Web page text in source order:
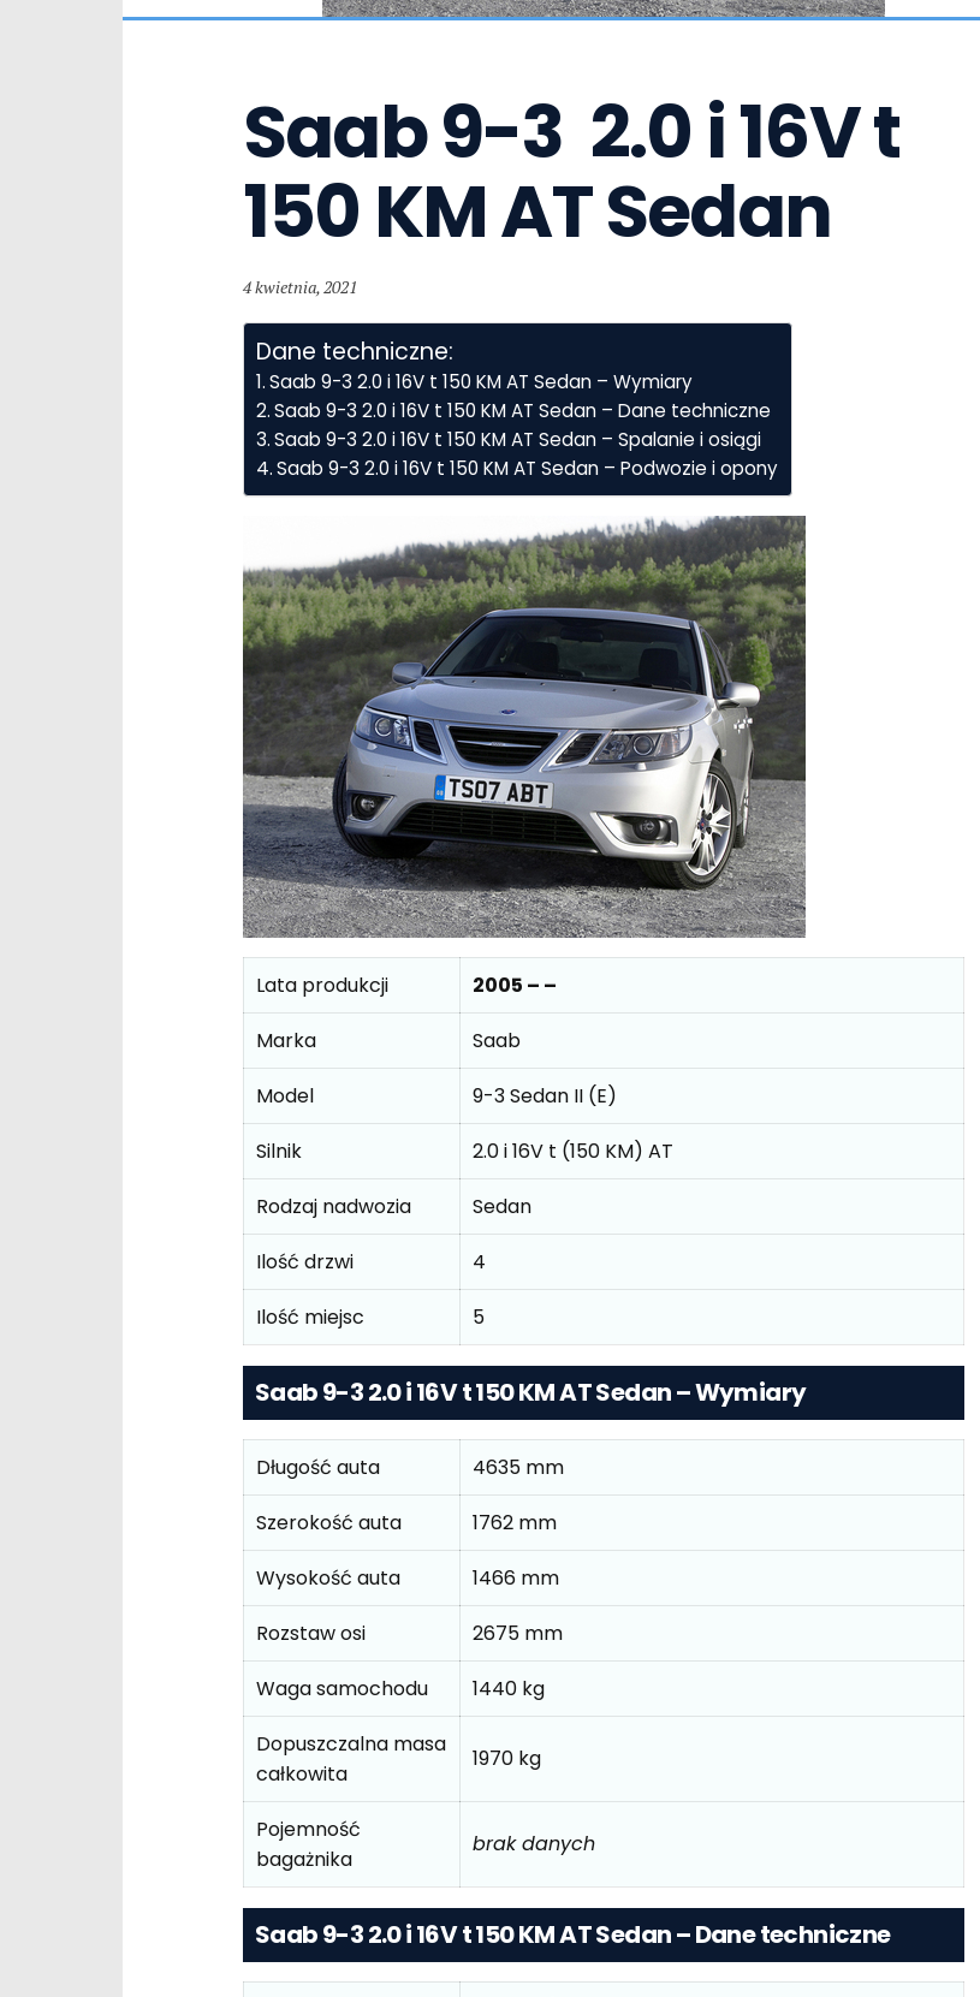
Saab 9-3  2.0 i 16V t
150 KM AT Sedan
4 kwietnia, 2021
Dane techniczne:
Saab 9-3 2.0 i 16V t 150 KM AT Sedan – Wymiary
Saab 9-3 2.0 i 16V t 150 KM AT Sedan – Dane techniczne
Saab 9-3 2.0 i 16V t 150 KM AT Sedan – Spalanie i osiągi
Saab 9-3 2.0 i 16V t 150 KM AT Sedan – Podwozie i opony
Lata produkcji
2005 – –
Marka
Saab
Model
9-3 Sedan II (E)
Silnik
2.0 i 16V t (150 KM) AT
Rodzaj nadwozia
Sedan
Ilość drzwi
4
Ilość miejsc
5
Saab 9-3 2.0 i 16V t 150 KM AT Sedan – Wymiary
Długość auta
4635 mm
Szerokość auta
1762 mm
Wysokość auta
1466 mm
Rozstaw osi
2675 mm
Waga samochodu
1440 kg
Dopuszczalna masa
całkowita
1970 kg
Pojemność
bagażnika
brak danych
Saab 9-3 2.0 i 16V t 150 KM AT Sedan – Dane techniczne